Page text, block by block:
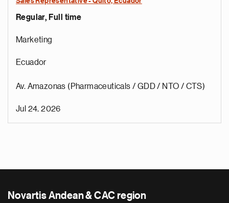
Regular, Full time
Marketing
Ecuador
Av. Amazonas (Pharmaceuticals / GDD / NTO / CTS)
Jul 24, 2026
Novartis Andean & CAC region